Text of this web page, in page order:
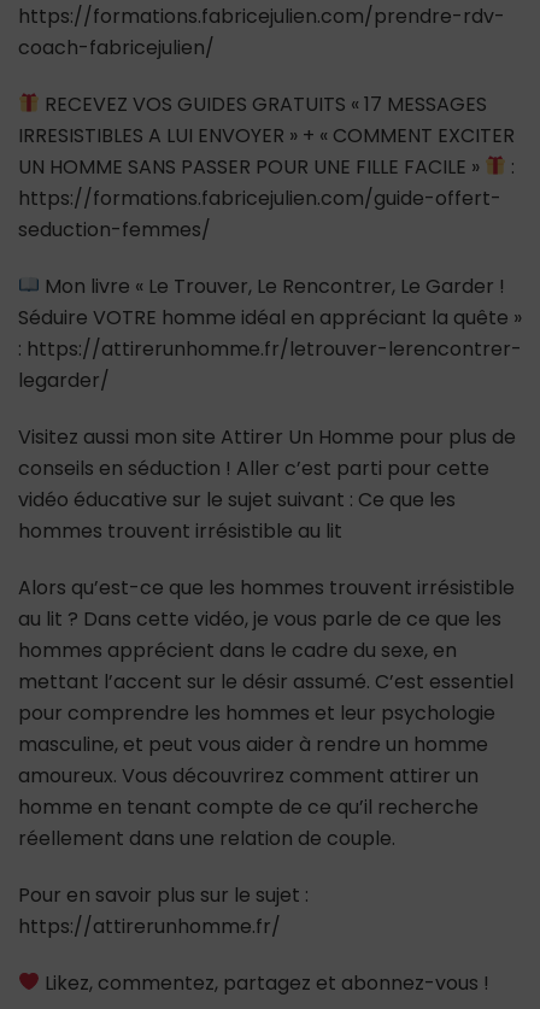
https://formations.fabricejulien.com/prendre-rdv-
coach-fabricejulien/
RECEVEZ VOS GUIDES GRATUITS « 17 MESSAGES
IRRESISTIBLES A LUI ENVOYER » + « COMMENT EXCITER
UN HOMME SANS PASSER POUR UNE FILLE FACILE »
:
https://formations.fabricejulien.com/guide-offert-
seduction-femmes/
Mon livre « Le Trouver, Le Rencontrer, Le Garder !
Séduire VOTRE homme idéal en appréciant la quête »
: https://attirerunhomme.fr/letrouver-lerencontrer-
legarder/
Visitez aussi mon site Attirer Un Homme pour plus de
conseils en séduction ! Aller c’est parti pour cette
vidéo éducative sur le sujet suivant : Ce que les
hommes trouvent irrésistible au lit
Alors qu’est-ce que les hommes trouvent irrésistible
au lit ? Dans cette vidéo, je vous parle de ce que les
hommes apprécient dans le cadre du sexe, en
mettant l’accent sur le désir assumé. C’est essentiel
pour comprendre les hommes et leur psychologie
masculine, et peut vous aider à rendre un homme
amoureux. Vous découvrirez comment attirer un
homme en tenant compte de ce qu’il recherche
réellement dans une relation de couple.
Pour en savoir plus sur le sujet :
https://attirerunhomme.fr/
Likez, commentez, partagez et abonnez-vous !